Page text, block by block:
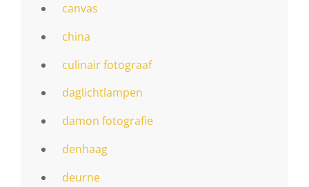
canvas
china
culinair fotograaf
daglichtlampen
damon fotografie
denhaag
deurne